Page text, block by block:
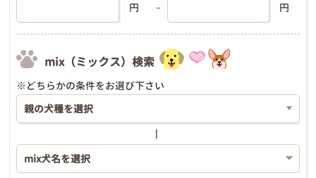
円 円
mix（ミックス）検索
※どちらかの条件をお選び下さい